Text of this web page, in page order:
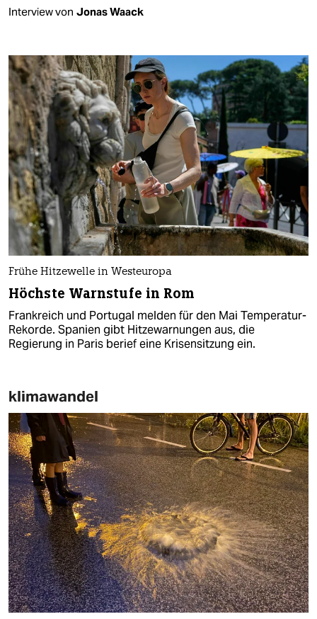
Interview von Jonas Waack
Frühe Hitzewelle in Westeuropa
Höchste Warnstufe in Rom
Frankreich und Portugal melden für den Mai Temperatur-
Rekorde. Spanien gibt Hitzewarnungen aus, die
Regierung in Paris berief eine Krisensitzung ein.
klimawandel